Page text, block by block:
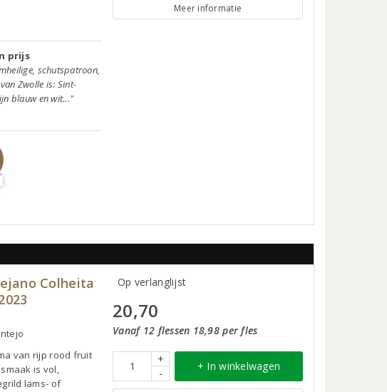
prijs
schutspatroon,
Zwolle is: Sint-
blauw en wit..."
Meer informatie
Colheita
van rijp rood fruit
is vol,
lams- of
Op verlanglijst
20,70
Vanaf 12 flessen 18,98 per fles
+
-
+ In winkelwagen